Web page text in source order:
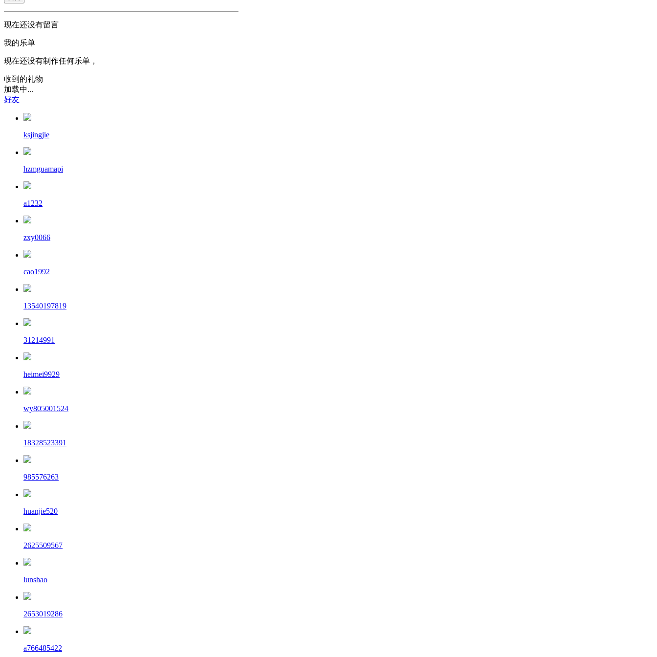
现在还没有留言
我的乐单
现在还没有制作任何乐单，
收到的礼物
加载中...
好友
ksjingjie
hzmguamapi
a1232
zxy0066
cao1992
13540197819
31214991
heimei9929
wy805001524
18328523391
985576263
huanjie520
2625509567
lunshao
2653019286
a766485422